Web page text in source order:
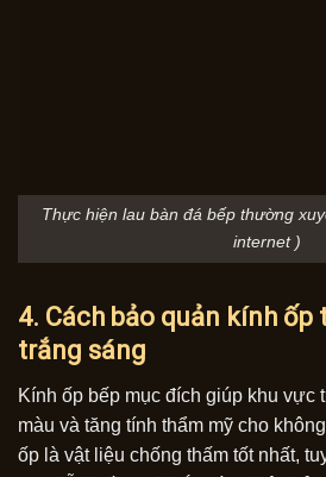
Thực hiện lau bàn đá bếp thường
internet )
4. Cách bảo quản kính ốp
trắng sáng
Kính ốp bếp mục đích giúp khu vực
màu và tăng tính thẩm mỹ cho
ốp là vật liệu chống thấm tốt nhất,